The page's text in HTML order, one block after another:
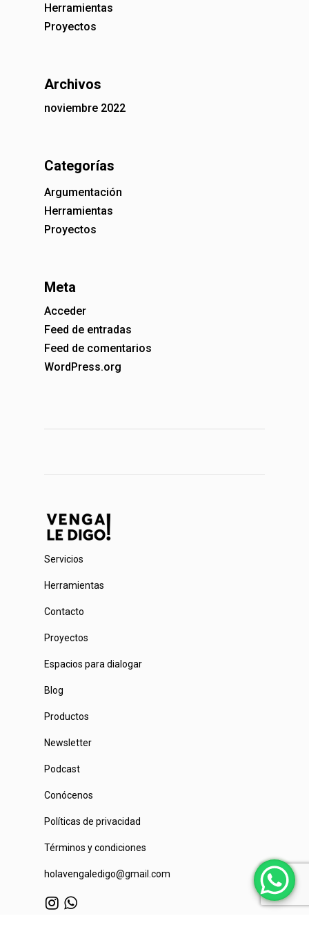
Herramientas
Proyectos
Archivos
noviembre 2022
Categorías
Argumentación
Herramientas
Proyectos
Meta
Acceder
Feed de entradas
Feed de comentarios
WordPress.org
Servicios
Herramientas
Contacto
Proyectos
Espacios para dialogar
Blog
Productos
Newsletter
Podcast
Conócenos
Políticas de privacidad
Términos y condiciones
holavengaledigo@gmail.com